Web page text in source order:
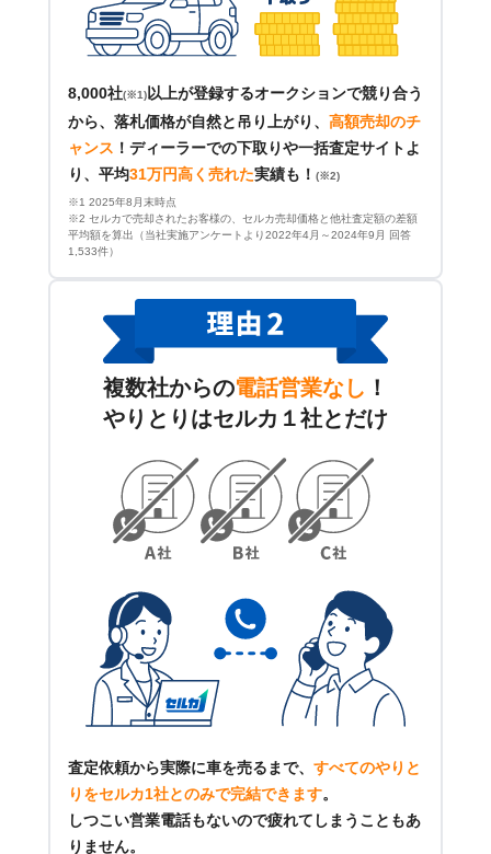
8,000社(※1)以上が登録するオークションで競り合う
から、落札価格が自然と吊り上がり、 高額売却のチ
ャンス ！ ディーラーでの下取りや一括査定サイトよ
り、平均31万円高く売れた実績も！ (※2)
※1 2025年8月末時点
※2 セルカで売却されたお客様の、セルカ売却価格と他社査定額の差額
平均額を算出（当社実施アンケートより2022年4月～2024年9月 回答
1,533件）
複数社からの電話営業なし ！
やりとりはセルカ１社とだけ
査定依頼から実際に車を売るまで、 すべてのやりと
りをセルカ1社とのみで完結できます。
しつこい営業電話もないので疲れてしまうこともあ
りません。